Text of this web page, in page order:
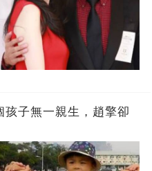
子無一親生，趙擎卻